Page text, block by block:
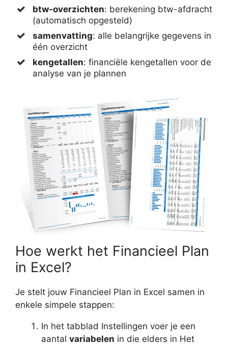
btw-overzichten: berekening btw-afdracht
(automatisch opgesteld)
samenvatting: alle belangrijke gegevens in
één overzicht
kengetallen: financiële kengetallen voor de
analyse van je plannen
Hoe werkt het Financieel Plan
in Excel?
Je stelt jouw Financieel Plan in Excel samen in
enkele simpele stappen:
In het tabblad Instellingen voer je een
aantal variabelen in die elders in Het